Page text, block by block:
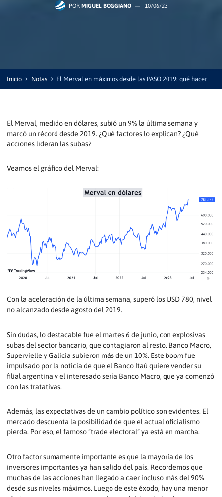
PORMIGUEL BOGGIANO — 10/06/23
Inicio Notas El Merval en máximos desde las PASO 2019: qué hacer
El Merval, medido en dólares, subió un 9% la última semana y
marcó un récord desde 2019. ¿Qué factores lo explican? ¿Qué
acciones lideran las subas?
Veamos el gráfico del Merval:
Con la aceleración de la última semana, superó los USD 780, nivel
no alcanzado desde agosto del 2019.
Sin dudas, lo destacable fue el martes 6 de junio, con explosivas
subas del sector bancario, que contagiaron al resto. Banco Macro,
Supervielle y Galicia subieron más de un 10%. Esteboomfue
impulsado por la noticia de que el Banco Itaú quiere vender su
filial argentina y el interesado sería Banco Macro, que ya comenzó
con las tratativas.
Además, las expectativas de un cambio político son evidentes. El
mercado descuenta la posibilidad de que el actual oficialismo
pierda. Por eso, el famoso “trade electoral” ya está en marcha.
Otro factor sumamente importante es que la mayoría de los
inversores importantes ya han salido del país. Recordemos que
muchas de las acciones han llegado a caer incluso más del 90%
desde sus niveles máximos. Luego de este éxodo, hay una menor